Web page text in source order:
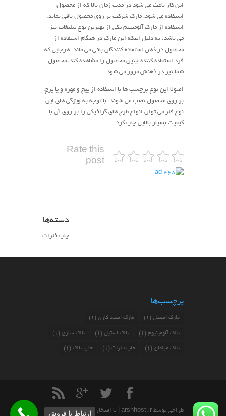
این کار باعث می شود در مدت زمان بالا که از محصول
استفاده می شود، مارک شرکت بر روی محصول باقی بماند.
استفاده از مارک آلومینیم یکی از بهترین نوع تبلیغات نیز
می باشد. به دلیل اینکه این مارک در هنگام استفاده از
محصول در ذهن استفاده کنندگان باقی می ماند. هرجایی که
فرد استفاده کننده چنین محصول را مشاهده کند، محصول
شما نیز در ذهنش مرور می شود.
اصولا این نوع برچسب ها با استفاده از پیچ و مهره و یا پرچ،
بر روی محصول نصب می شوند. با توجه به ویژگی های این
نوع فلز می توان انواع طرح های گرافیکی را بر روی آن با
کیفیت بسیار بالایی چاپ کرد.
Rate this
post
دسته‌ها
چاپ فلزات
برچسب‌ها
مارک استیل (1) مارک اسید کاری (1)
پلاک آلومینیوم (1) پلاک استیل (1) پلاک سازی (1)
پلاک مبلمان (1) چاپ فلزات (1) چاپ پلاک (1)
طراحی توسط arshhost.ir | با افتخار نیرو گرفته از
ارتباط با فروش